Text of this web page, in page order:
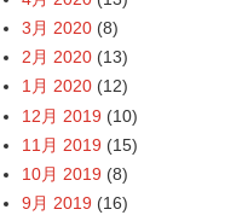
3月 2020 (8)
2月 2020 (13)
1月 2020 (12)
12月 2019 (10)
11月 2019 (15)
10月 2019 (8)
9月 2019 (16)